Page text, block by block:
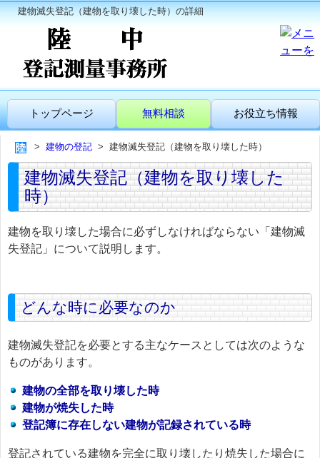
建物滅失登記（建物を取り壊した時）の詳細
トップページ 無料相談 お役立ち情報
建物の登記 建物滅失登記（建物を取り壊した時）
建物滅失登記（建物を取り壊した
時）
建物を取り壊した場合に必ずしなければならない「建物滅
失登記」について説明します。
どんな時に必要なのか
建物滅失登記を必要とする主なケースとしては次のような
ものがあります。
建物の全部を取り壊した時
建物が焼失した時
登記簿に存在しない建物が記録されている時
登記されている建物を完全に取り壊したり焼失した場合に